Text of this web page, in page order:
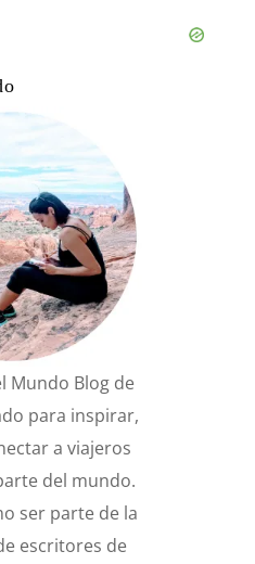
Mundo Blog de
para inspirar,
a viajeros
del mundo.
ser parte de la
escritores de